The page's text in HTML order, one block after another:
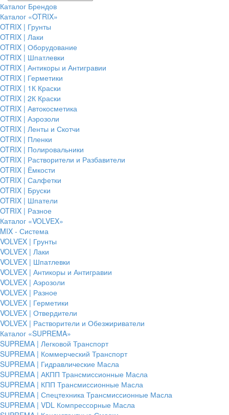
Каталог Брендов
Каталог «OTRIX»
OTRIX | Грунты
OTRIX | Лаки
OTRIX | Оборудование
OTRIX | Шпатлевки
OTRIX | Антикоры и Антигравии
OTRIX | Герметики
OTRIX | 1К Краски
OTRIX | 2К Краски
OTRIX | Автокосметика
OTRIX | Аэрозоли
OTRIX | Ленты и Скотчи
OTRIX | Пленки
OTRIX | Полировальники
OTRIX | Растворители и Разбавители
OTRIX | Ёмкости
OTRIX | Салфетки
OTRIX | Бруски
OTRIX | Шпатели
OTRIX | Разное
Каталог «VOLVEX»
MIX - Система
VOLVEX | Грунты
VOLVEX | Лаки
VOLVEX | Шпатлевки
VOLVEX | Антикоры и Антигравии
VOLVEX | Аэрозоли
VOLVEX | Разное
VOLVEX | Герметики
VOLVEX | Отвердители
VOLVEX | Растворители и Обезжириватели
Каталог «SUPREMA»
SUPREMA | Легковой Транспорт
SUPREMA | Коммерческий Транспорт
SUPREMA | Гидравлические Масла
SUPREMA | АКПП Трансмиссионные Масла
SUPREMA | КПП Трансмиссионные Масла
SUPREMA | Спецтехника Трансмиссионные Масла
SUPREMA | VDL Компрессорные Масла